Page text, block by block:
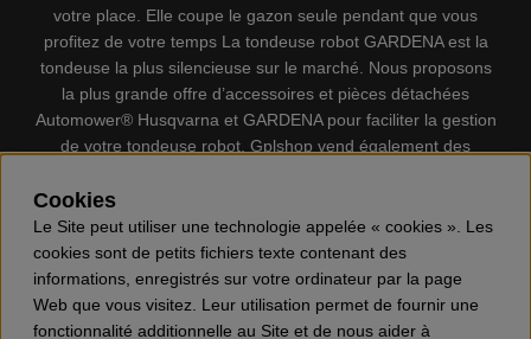
votre place. Elle coupe le gazon seule pendant que vous
profitez de votre temps La tondeuse robot GARDENA est la
tondeuse la plus silencieuse sur le marché. Nous proposons
la plus grande offre d’accessoires et pièces détachées
Automower® Husqvarna et GARDENA pour faciliter la gestion
de votre tondeuse robot. Gplshop vend également des
individuel, Coupe-bordures, Débroussailleuses, Taille haies,
Motoculteurs, Souffleur, Souffleuses à neige, Nettoyeurs
haute pression, Aspirateur, Découpeuses, Haches, Outils
forestiers, Lubrifiants, Carburants, Jouets ETC.
Cookies
Le Site peut utiliser une technologie appelée « cookies ». Les
cookies sont de petits fichiers texte contenant des
informations, enregistrés sur votre ordinateur par la page
Web que vous visitez. Leur utilisation permet de fournir une
fonctionnalité additionnelle au Site et de nous aider à